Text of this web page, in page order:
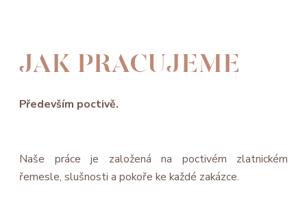
JAK PRACUJEME
Především poctivě.
Naše práce je založená na poctivém zlatnickém
řemesle, slušnosti a pokoře ke každé zakázce.